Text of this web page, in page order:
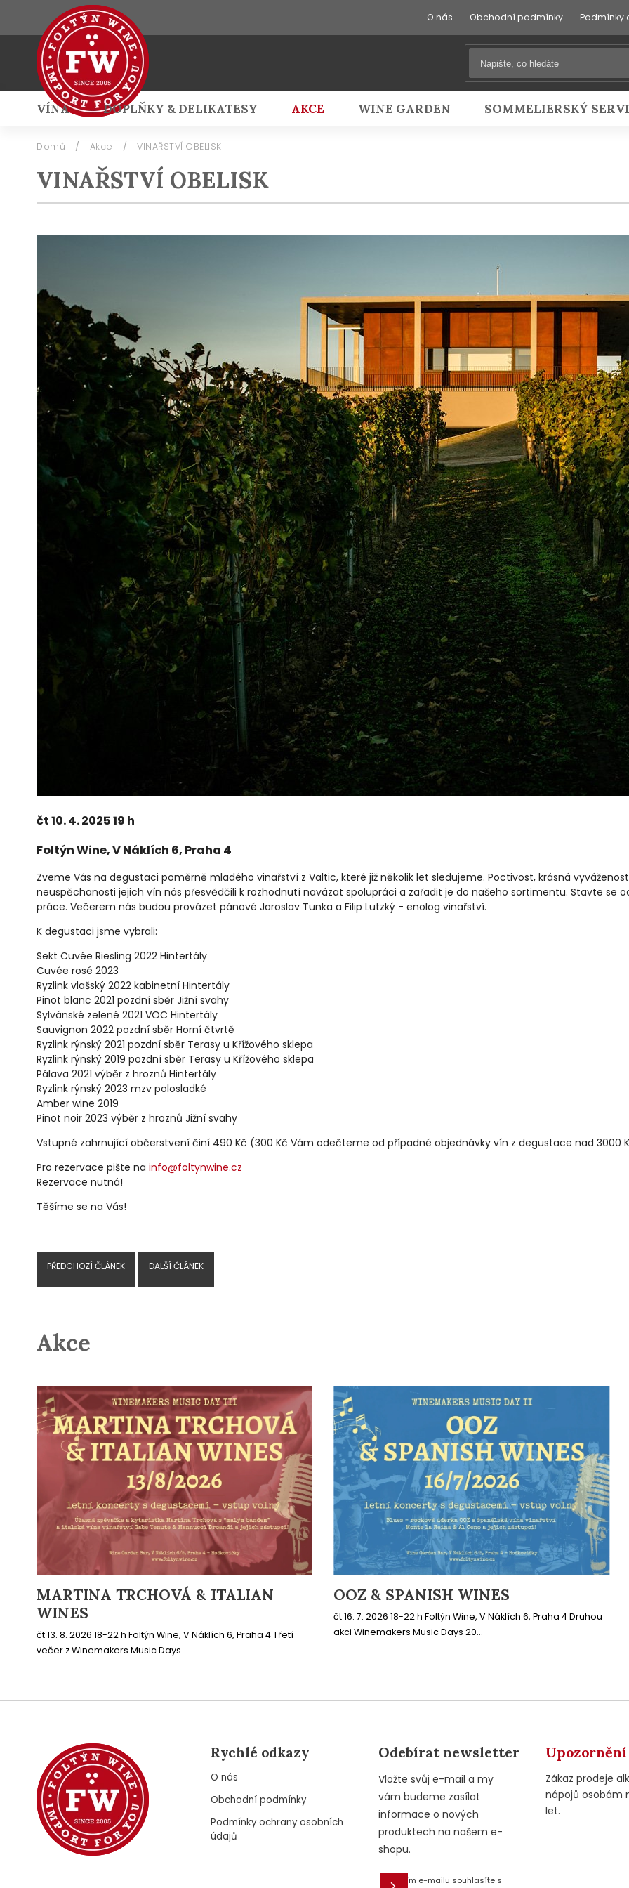
O nás Obchodní podmínky Podmínky
VÍNA DOPLŇKY & DELIKATESY AKCE WINE GARDEN SOMMELIERSKÝ
Přihlášení
Domů / Akce / VINAŘSTVÍ OBELISK
VINAŘSTVÍ OBELISK
čt 10. 4. 2025 19 h
Foltýn Wine, V Náklích 6, Praha 4
Zveme Vás na degustaci poměrně mladého vinařství z Valtic, které již několik let sledujeme. Poctivost, krásná
neuspěchanosti jejich vín nás přesvědčili k rozhodnutí navázat spolupráci a zařadit je do našeho sortimentu. Stavte se
práce. Večerem nás budou provázet pánové Jaroslav Tunka a Filip Lutzký - enolog vinařství.
K degustaci jsme vybrali:
Sekt Cuvée Riesling 2022 Hintertály
Cuvée rosé 2023
Ryzlink vlašský 2022 kabinetní Hintertály
Pinot blanc 2021 pozdní sběr Jižní svahy
Sylvánské zelené 2021 VOC Hintertály
Sauvignon 2022 pozdní sběr Horní čtvrtě
Ryzlink rýnský 2021 pozdní sběr Terasy u Křížového sklepa
Ryzlink rýnský 2019 pozdní sběr Terasy u Křížového sklepa
Pálava 2021 výběr z hroznů Hintertály
Ryzlink rýnský 2023 mzv polosladké
Amber wine 2019
Pinot noir 2023 výběr z hroznů Jižní svahy
Vstupné zahrnující občerstvení činí 490 Kč (300 Kč Vám odečteme od případné objednávky vín z degustace nad 3000
Pro rezervace pište na info@foltynwine.cz
Rezervace nutná!
Těšíme se na Vás!
PŘEDCHOZÍ ČLÁNEK DALŠÍ ČLÁNEK
Akce
MARTINA TRCHOVÁ & ITALIAN
WINES
čt 13. 8. 2026 18-22 h Foltýn Wine, V Náklích 6, Praha 4 Třetí
večer z Winemakers Music Days ...
OOZ & SPANISH WINES
čt 16. 7. 2026 18-22 h Foltýn Wine, V Náklích 6, Praha 4 Druhou
akci Winemakers Music Days 20...
Rychlé odkazy
O nás
Obchodní podmínky
Podmínky ochrany osobních
údajů
Odebírat newsletter
Vložte svůj e-mail a my
vám budeme zasílat
informace o nových
produktech na našem e-
shopu.
Vložením e-mailu souhlasíte s
Upozornění
Zákaz prodeje
nápojů osobám
let.